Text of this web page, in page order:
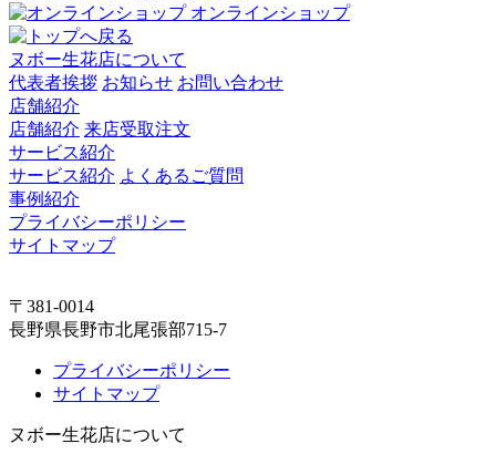
オンラインショップ
ヌボー生花店について
代表者挨拶 お知らせ お問い合わせ
店舗紹介
店舗紹介 来店受取注文
サービス紹介
サービス紹介 よくあるご質問
事例紹介
プライバシーポリシー
サイトマップ
〒381-0014
長野県長野市北尾張部715-7
プライバシーポリシー
サイトマップ
ヌボー生花店について